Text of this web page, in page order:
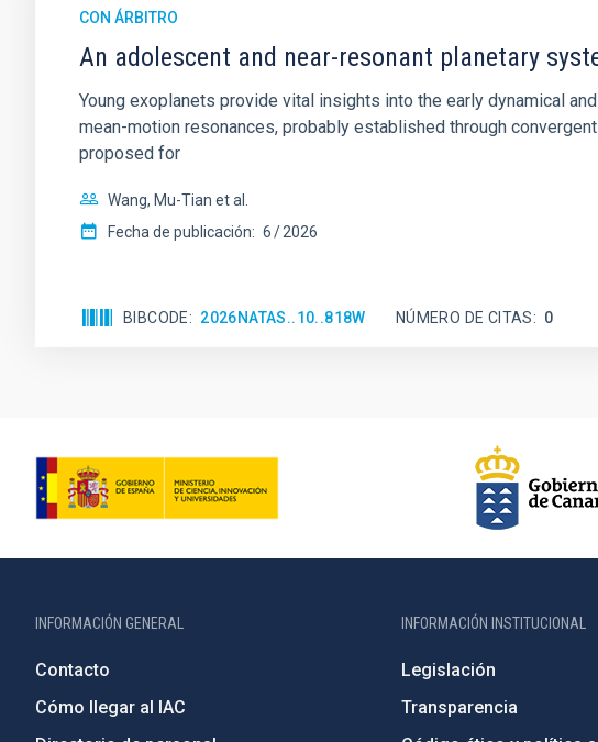
CON ÁRBITRO
An adolescent and near-resonant planetary
Young exoplanets provide vital insights into the early dynamical
mean-motion resonances, probably established through
proposed for
Wang, Mu-Tian et al.
Fecha de publicación: 6 2026
BIBCODE 2026NATAS..10..818W NÚMERO DE CITAS 0
INFORMACIÓN GENERAL
Contacto
Cómo llegar al IAC
INFORMACIÓN INSTITUCIONAL
Legislación
Transparencia